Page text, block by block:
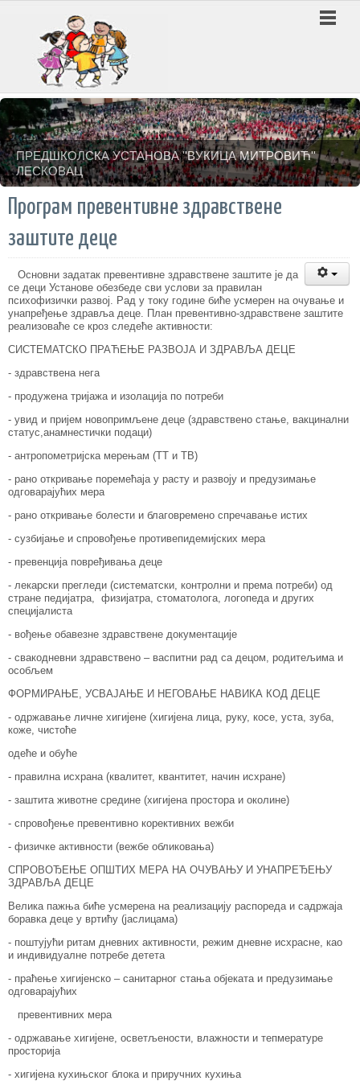
ПРЕДШКОЛСКА УСТАНОВА ''ВУКИЦА МИТРОВИЋ''
ЛЕСКОВАЦ
Програм превентивне здравствене
заштите деце
Основни задатак превентивне здравствене заштите је да
се деци Установе обезбеде сви услови за правилан
психофизички развој. Рад у току године биће усмерен на очување и
унапређење здравља деце. План превентивно-здравствене заштите
реализоваће се кроз следеће активности:
СИСТЕМАТСКО ПРАЋЕЊЕ РАЗВОЈА И ЗДРАВЉА ДЕЦЕ
- здравствена нега
- продужена тријажа и изолација по потреби
- увид и пријем новопримљене деце (здравствено стање, вакцинални
статус,анамнестички подаци)
- антропометријска мерењам (ТТ и ТВ)
- рано откривање поремећаја у расту и развоју и предузимање
одговарајућих мера
- рано откривање болести и благовремено спречавање истих
- сузбијање и спровођење противепидемијских мера
- превенција повређивања деце
- лекарски прегледи (систематски, контролни и према потреби) од
стране педијатра, физијатра, стоматолога, логопеда и других
специјалиста
- вођење обавезне здравствене документације
- свакодневни здравствено – васпитни рад са децом, родитељима и
особљем
ФОРМИРАЊЕ, УСВАЈАЊЕ И НЕГОВАЊЕ НАВИКА КОД ДЕЦЕ
- одржавање личне хигијене (хигијена лица, руку, косе, уста, зуба,
коже, чистоће
одеће и обуће
- правилна исхрана (квалитет, квантитет, начин исхране)
- заштита животне средине (хигијена простора и околине)
- спровођење превентивно корективних вежби
- физичке активности (вежбе обликовања)
СПРОВОЂЕЊЕ ОПШТИХ МЕРА НА ОЧУВАЊУ И УНАПРЕЂЕЊУ
ЗДРАВЉА ДЕЦЕ
Велика пажња биће усмерена на реализацију распореда и садржаја
боравка деце у вртићу (јаслицама)
- поштујући ритам дневних активности, режим дневне исхрасне, као
и индивидуалне потребе детета
- праћење хигијенско – санитарног стања објеката и предузимање
одговарајућих
превентивних мера
- одржавање хигијене, осветљености, влажности и тепмературе
просторија
- хигијена кухињског блока и приручних кухиња